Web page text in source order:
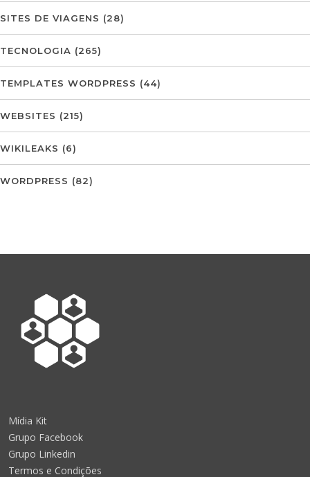
SITES DE VIAGENS (28)
TECNOLOGIA (265)
TEMPLATES WORDPRESS (44)
WEBSITES (215)
WIKILEAKS (6)
WORDPRESS (82)
Mídia Kit
Grupo Facebook
Grupo Linkedin
Termos e Condições